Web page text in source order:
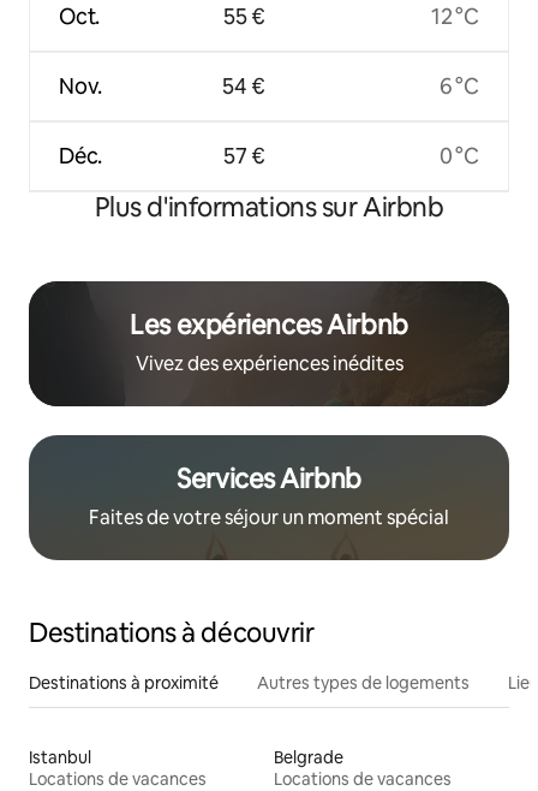
Oct.
Nov.
Déc.
55 €
54 €
57 €
12 °C
6 °C
0 °C
Plus d'informations sur Airbnb
Les expériences Airbnb
Vivez des expériences inédites
Services Airbnb
Faites de votre séjour un moment spécial
Destinations à découvrir
Destinations à proximité Autres types de logements
Istanbul
Locations de vacances
Belgrade
Locations de vacances